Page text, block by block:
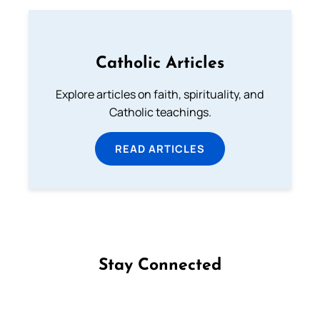
Catholic Articles
Explore articles on faith, spirituality, and
Catholic teachings.
READ ARTICLES
Stay Connected